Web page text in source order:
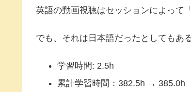
英語の動画視聴はセッションによって
でも、それは日本語だったとしてもあ
学習時間: 2.5h
累計学習時間：382.5h → 385.0h